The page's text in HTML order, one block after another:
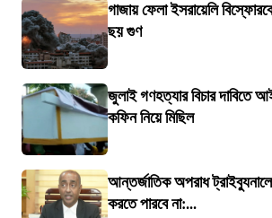
গাজায় ফেলা ইসরায়েলি
ছয় গুণ
জুলাই গণহত্যার বিচার দাবিতে
কফিন নিয়ে মিছিল
আন্তর্জাতিক অপরাধ ট্রাইব্যুনালে
করতে পারবে না:...